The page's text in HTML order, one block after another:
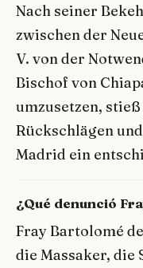
Nach seiner
zwischen der
V. von der
Bischof von
umzusetzen,
Rückschlägen
Madrid ein
¿Qué denunció
Fray Bartolomé
die Massaker, die